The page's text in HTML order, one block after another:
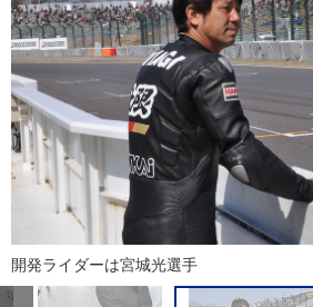
開発ライダーは宮城光選手